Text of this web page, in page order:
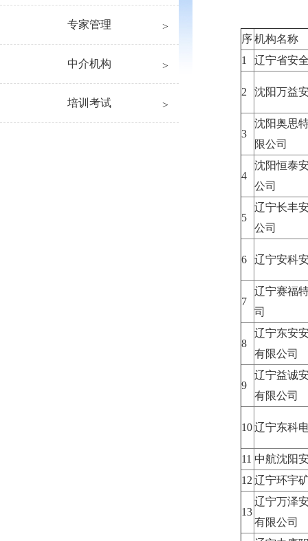
专家管理
中介机构
培训考试
序机构名称
1
辽宁省安
2 沈阳万益
3
沈阳奥思
限公司
4
沈阳恒泰
公司
5
辽宁长丰
公司
6 辽宁安科
7
辽宁赛福
司
8
辽宁东安
有限公司
9
辽宁益诚
有限公司
10辽宁东科
11 中航沈阳
12 辽宁环宇
13
辽宁万泽
有限公司